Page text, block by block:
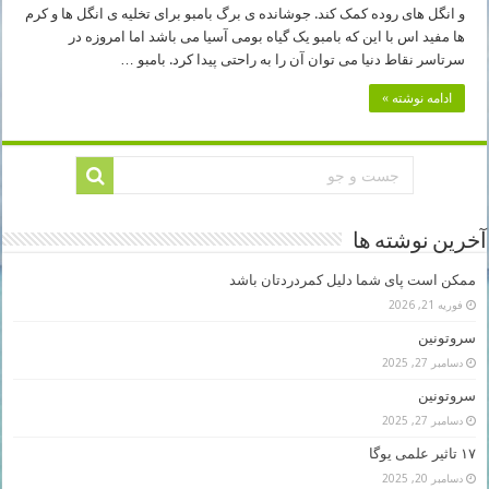
و انگل های روده کمک کند. جوشانده ی برگ بامبو برای تخلیه ی انگل ها و کرم
ها مفید اس با این که بامبو یک گیاه بومی آسیا می باشد اما امروزه در
سرتاسر نقاط دنیا می توان آن را به راحتی پیدا کرد. بامبو …
ادامه نوشته »
آخرین نوشته ها
ممکن است پای شما دلیل کمردردتان باشد
فوریه 21, 2026
سروتونین
دسامبر 27, 2025
سروتونین
دسامبر 27, 2025
۱۷ تاثیر علمی یوگا
دسامبر 20, 2025